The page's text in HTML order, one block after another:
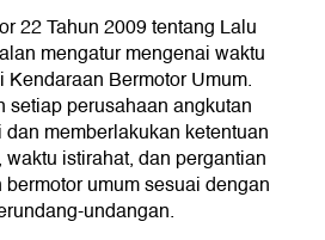
22 Tahun 2009 tentang Lalu
mengatur mengenai waktu
Bermotor Umum.
setiap perusahaan angkutan
memberlakukan ketentuan
istirahat, dan pergantian
umum sesuai dengan
undangan.